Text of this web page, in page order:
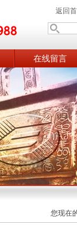
返回
在线留言
您现在